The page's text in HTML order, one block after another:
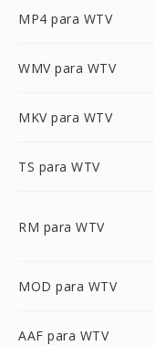
MP4 para WTV
WMV para WTV
MKV para WTV
TS para WTV
RM para WTV
MOD para WTV
AAF para WTV